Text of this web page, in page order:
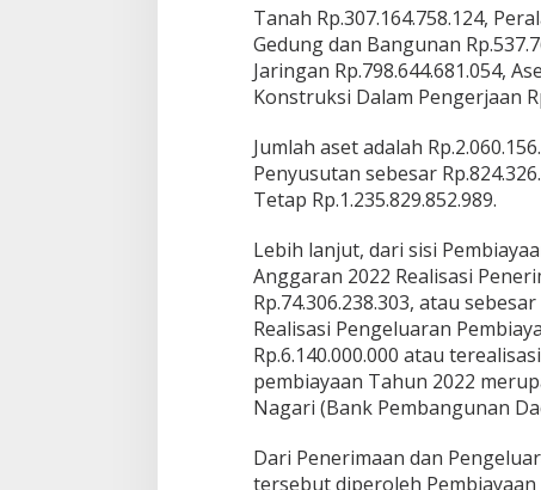
Tanah Rp.307.164.758.124,
Gedung dan Bangunan
Jaringan Rp.798.644.681.054,
Konstruksi Dalam Pengerjaan
Jumlah aset adalah
Penyusutan sebesar
Tetap Rp.1.235.829.852.989.
Lebih lanjut, dari sisi
Anggaran 2022 Realisasi
Rp.74.306.238.303, atau
Realisasi Pengeluaran
Rp.6.140.000.000 atau
pembiayaan Tahun 2022
Nagari (Bank Pembangunan
Dari Penerimaan dan
tersebut diperoleh